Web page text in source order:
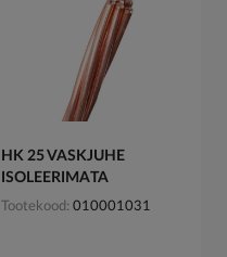
HK 25 VASKJUHE
ISOLEERIMATA
Tootekood 010001031